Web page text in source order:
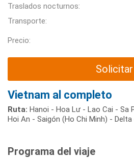
Traslados nocturnos:
Transporte:
Precio:
Solicitar
Vietnam al completo
Ruta: Hanoi - Hoa Lư - Lao Cai - Sa
Hoi An - Saigón (Ho Chi Minh) -
Programa del viaje